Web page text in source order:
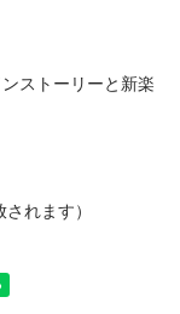
ストーリーと新楽
れます）